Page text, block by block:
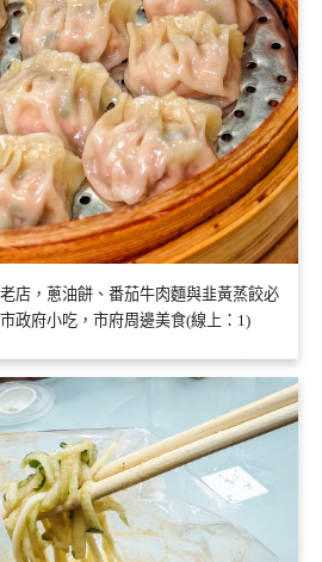
店，蔥油餅、番茄牛肉麵與韭黃蒸餃必
政府小吃，市府周邊美食(線上：1)